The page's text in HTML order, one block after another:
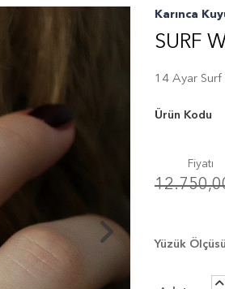
Karınca
SURF
14 Ayar Surf
Ürün Kodu
Fiyatı
Yüzük Ölçüsü